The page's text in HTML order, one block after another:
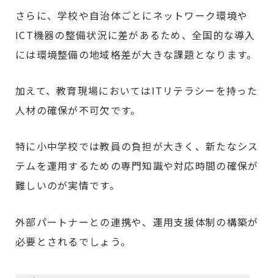
さらに、学校や自治体ごとにネットワーク環境や
ICT機器の整備状況に差があるため、全国的な導入
には環境整備の地域格差が大きな課題となります。
加えて、教育現場においてはITリテラシーを持った
人材の確保が不可欠です。
特に小中学校では教員の負担が大きく、新たなシス
テムを運用するための専門知識や対応時間の確保が
難しいのが実情です。
外部パートナーとの連携や、運用支援体制の構築が
必要とされるでしょう。